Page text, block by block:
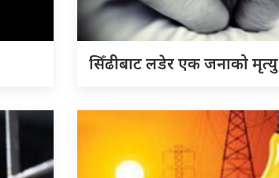
सिँढीबाट लडेर एक जनाको मृत्यु